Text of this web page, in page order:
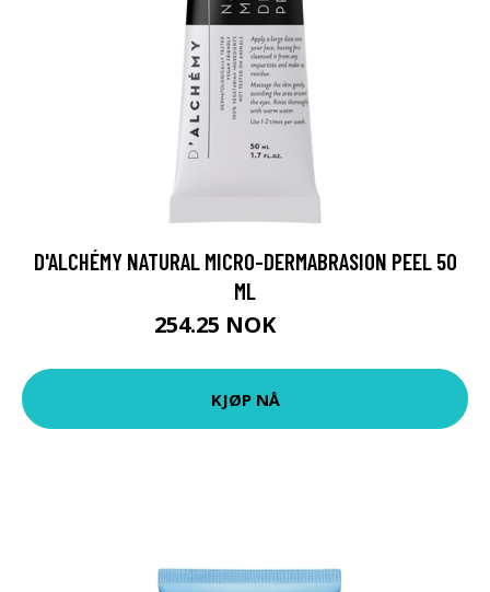
D'ALCHÉMY NATURAL MICRO-DERMABRASION PEEL 50
ML
254.25 NOK
KJØP NÅ